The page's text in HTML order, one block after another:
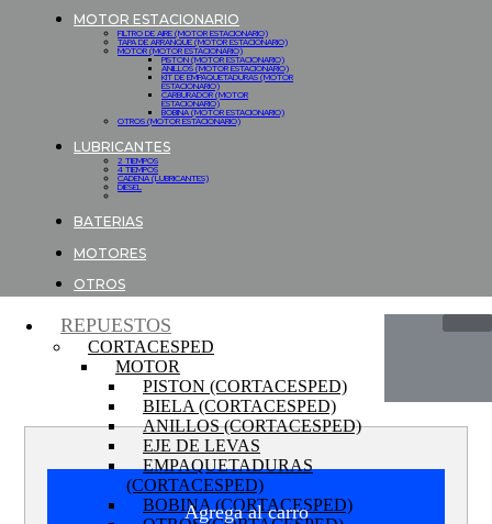
MOTOR ESTACIONARIO
FILTRO DE AIRE (MOTOR ESTACIONARIO)
TAPA DE ARRANQUE (MOTOR ESTACIONARIO)
MOTOR (MOTOR ESTACIONARIO)
PISTON (MOTOR ESTACIONARIO)
ANILLOS (MOTOR ESTACIONARIO)
KIT DE EMPAQUETADURAS (MOTOR
ESTACIONARIO)
CARBURADOR (MOTOR
ESTACIONARIO)
BOBINA (MOTOR ESTACIONARIO)
OTROS (MOTOR ESTACIONARIO)
LUBRICANTES
2 TIEMPOS
4 TIEMPOS
CADENA (LUBRICANTES)
DIESEL
BATERIAS
MOTORES
OTROS
REPUESTOS
CORTACESPED
MOTOR
PISTON (CORTACESPED)
BIELA (CORTACESPED)
ANILLOS (CORTACESPED)
EJE DE LEVAS
EMPAQUETADURAS
(CORTACESPED)
BOBINA (CORTACESPED)
Agrega al carro